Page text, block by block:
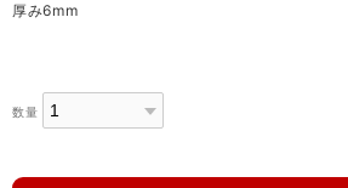
厚み6mm
数量